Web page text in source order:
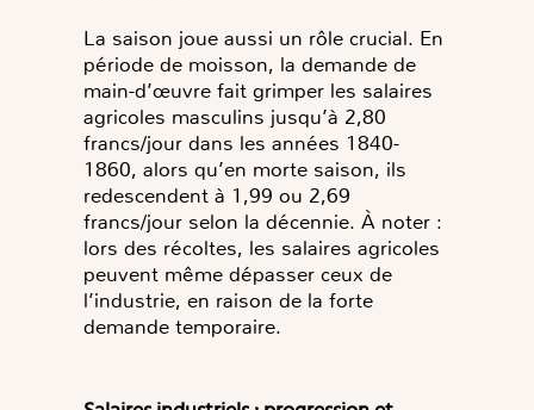
La saison joue aussi un rôle crucial. En
période de moisson, la demande de
main-d’œuvre fait grimper les salaires
agricoles masculins jusqu’à 2,80
francs/jour dans les années 1840-
1860, alors qu’en morte saison, ils
redescendent à 1,99 ou 2,69
francs/jour selon la décennie. À noter :
lors des récoltes, les salaires agricoles
peuvent même dépasser ceux de
l’industrie, en raison de la forte
demande temporaire.